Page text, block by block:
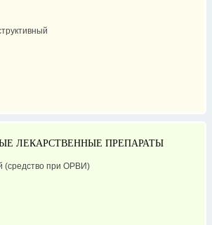
ЛЕКАРСТВЕННЫЕ ПРЕПАРАТЫ
(средство при ОРВИ)